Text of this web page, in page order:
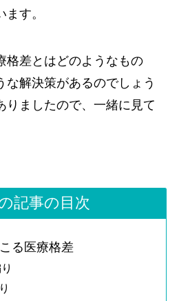
す。
格差とはどのようなもの
な解決策があるのでしょう
りましたので、一緒に見て
記事の目次
る医療格差